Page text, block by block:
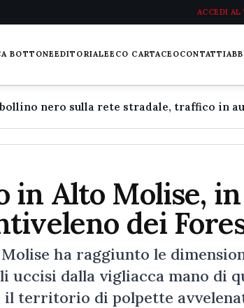
ACCEDI AL
BOTTONEEDITORIALEECO CARTACEOCONTATTI
in Alto Molise, in
dei
ha raggiunto le
uccisi dalla vigliacca mano di
il territorio di polpette